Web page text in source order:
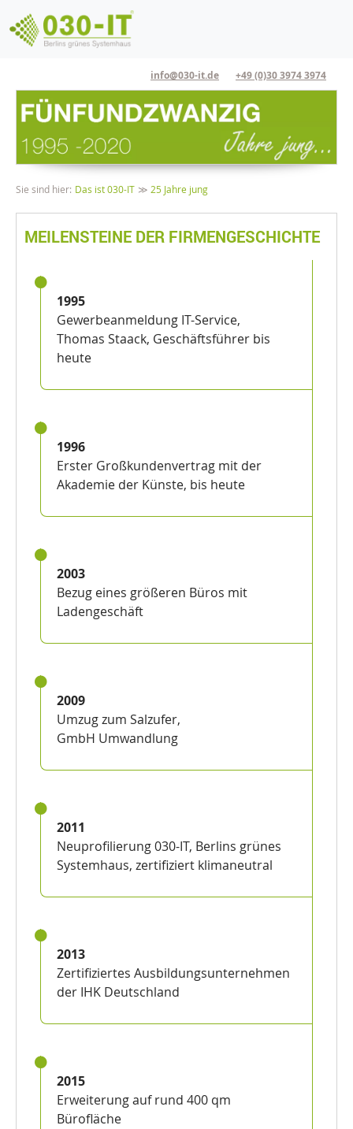
info@030-it.de +49 (0)30 3974 3974
Pfadnavigation
Sie sind hier: Das ist 030-IT 25 Jahre jung
MEILENSTEINE DER FIRMENGESCHICHTE
1995
Gewerbeanmeldung IT-Service,
Thomas Staack, Geschäftsführer bis
heute
1996
Erster Großkundenvertrag mit der
Akademie der Künste, bis heute
2003
Bezug eines größeren Büros mit
Ladengeschäft
2009
Umzug zum Salzufer,
GmbH Umwandlung
2011
Neuproﬁlierung 030-IT, Berlins grünes
Systemhaus, zertifiziert klimaneutral
2013
Zertiﬁziertes Ausbildungsunternehmen
der IHK Deutschland
2015
Erweiterung auf rund 400 qm
Büroﬂäche